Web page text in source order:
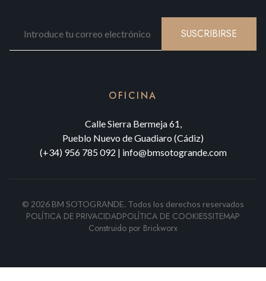
SUSCRIBIRSE
OFICINA
Calle Sierra Bermeja 61,
Pueblo Nuevo de Guadiaro (Cádiz)
(+34) 956 785 092 | info@bmsotogrande.com
© 2026 BM SOTOGRANDE. Todos los derechos reservados
POLÍTICA DE PRIVACIDADPOLÍTICA DE COOKIESSITEMAP
Construido por Brickworx